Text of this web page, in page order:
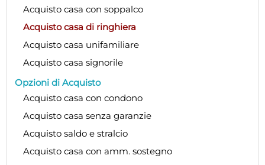
Acquisto casa con soppalco
Acquisto casa di ringhiera
Acquisto casa unifamiliare
Acquisto casa signorile
Opzioni di Acquisto
Acquisto casa con condono
Acquisto casa senza garanzie
Acquisto saldo e stralcio
Acquisto casa con amm. sostegno